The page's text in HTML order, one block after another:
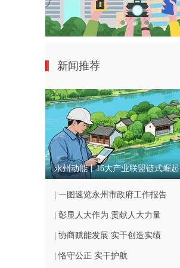
新闻推荐
永州动能丨16大产业联盟链式崛起
| 一图速览永州市政府工作报告
| 彰显人大作为 贡献人大力量
| 协商赋能发展 实干创造实绩
| 恪守公正 实干护航